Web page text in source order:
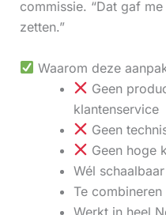
commissie. “Dat gaf
zetten.”
Waarom deze
Geen
klantenservice
Geen
Geen hoge
Wél
Te
Werkt in heel